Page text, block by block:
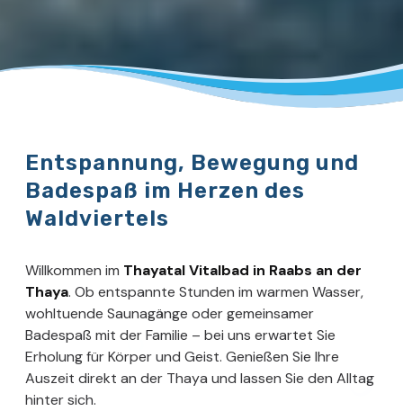
Entspannung, Bewegung und
Badespaß im Herzen des
Waldviertels
Willkommen im Thayatal Vitalbad in Raabs an der
Thaya. Ob entspannte Stunden im warmen Wasser,
wohltuende Saunagänge oder gemeinsamer
Badespaß mit der Familie – bei uns erwartet Sie
Erholung für Körper und Geist. Genießen Sie Ihre
Auszeit direkt an der Thaya und lassen Sie den Alltag
hinter sich.